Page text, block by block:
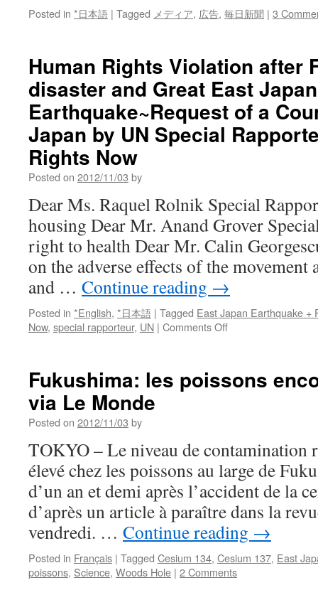
Posted in *日本語 | Tagged メディア, 広告, 毎日新聞 | 3
Human Rights Violation after
disaster and Great East Japan
Earthquake~Request of a
Japan by UN Special
Rights Now
Posted on 2012/11/03 by
Dear Ms. Raquel Rolnik Special
housing Dear Mr. Anand Grover
right to health Dear Mr. Calin
on the adverse effects of the
and … Continue reading →
Posted in *English, *日本語 | Tagged East Japan Earthquake +
Now, special rapporteur, UN | Comments Offon
after
East
Japan
of
a
Country
Visit
to
Japan
by
Fukushima: les poissons
via Le Monde
Posted on 2012/11/03 by
TOKYO – Le niveau de contamination
élevé chez les poissons au large de
d’un an et demi après l’accident de la
d’après un article à paraître dans la
vendredi. … Continue reading →
Posted in Français | Tagged Cesium 134, Cesium 137, East
poissons, Science, Woods Hole | 2 Comments